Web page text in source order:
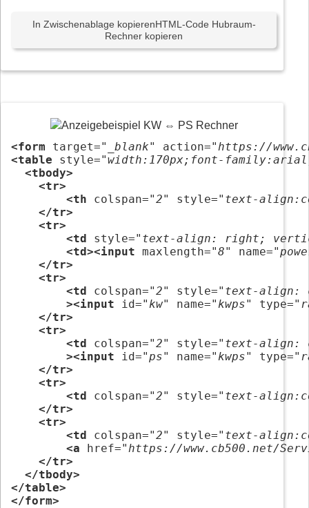
In Zwischenablage kopierenHTML-Code Hubraum-
Rechner kopieren
<form target="_blank" action="https://
<table style="width:170px;font-
<tbody>
<tr>
<th colspan="2" style="text-
</tr>
<tr>
<td style="text-align: right;
<td><input maxlength="8" name=
</tr>
<tr>
<td colspan="2" style="text-align:
><input id="kw" name="kwps" type=
</tr>
<tr>
<td colspan="2" style="text-align:
><input id="ps" name="kwps" type=
</tr>
<tr>
<td colspan="2" style="text-
</tr>
<tr>
<td colspan="2" style="text-
<a href="https://www.cb500.net/
</tr>
</tbody>
</table>
</form>